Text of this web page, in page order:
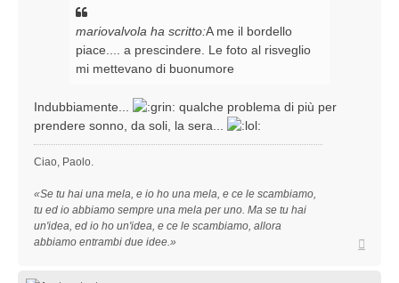
mariovalvola ha scritto:A me il bordello
piace.... a prescindere. Le foto al risveglio
mi mettevano di buonumore
Indubbiamente...
qualche problema di più per
prendere sonno, da soli, la sera...
Ciao, Paolo.
«Se tu hai una mela, e io ho una mela, e ce le scambiamo,
tu ed io abbiamo sempre una mela per uno. Ma se tu hai
un'idea, ed io ho un'idea, e ce le scambiamo, allora
abbiamo entrambi due idee.»